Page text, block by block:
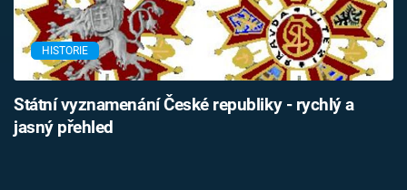
HISTORIE
Státní vyznamenání České republiky - rychlý a
jasný přehled